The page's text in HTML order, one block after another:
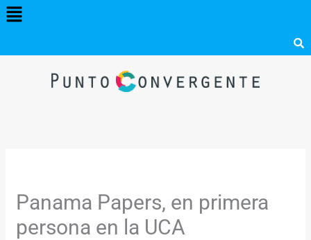
Menú
Panama Papers, en primera
persona en la UCA